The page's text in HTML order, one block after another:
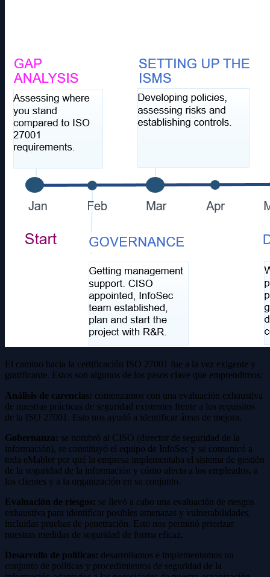
El camino hacia la certificación ISO 27001 fue a la vez exigente y
gratificante. Estos son algunos de los pasos clave que emprendimos:
Análisis de carencias: comenzamos con una evaluación exhaustiva
de nuestras prácticas de seguridad existentes frente a los requisitos
de la ISO 27001. Esto nos ayudó a identificar áreas de mejora.
Gobernanza: se nombró al CISO (director de seguridad de la
información), se constituyó el equipo de InfoSec y se comunicó a
toda eMabler por qué la empresa implementaba el sistema de gestión
de la seguridad de la información y cómo afecta a los empleados, a
los clientes y a la organización en su conjunto.
Evaluación de riesgos: se llevó a cabo una evaluación de riesgos
exhaustiva para identificar posibles amenazas y vulnerabilidades,
incluidas pruebas de penetración. Esto nos permitió priorizar
nuestras medidas de seguridad de forma eficaz.
Desarrollo de políticas: desarrollamos e implementamos un
conjunto de políticas y procedimientos de seguridad de la